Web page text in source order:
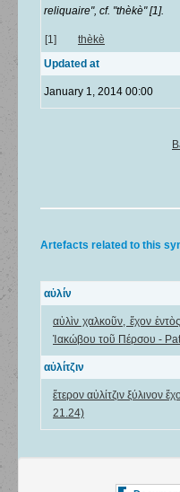
reliquaire", cf. "thèkè" [1].
[1]
thèkè
Updated at
January 1, 2014 00:00
Artefacts related to this
αὐλίν
αὐλὶν χαλκοῦν, ἕχον
Ἰακώβου τοῦ Πέρσου -
αὐλίτζιν
ἕτερον αὐλίτζιν ξύλινον
21.24)